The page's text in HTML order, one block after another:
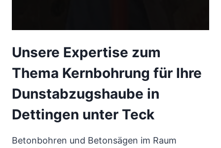
Unsere Expertise zum
Thema Kernbohrung für Ihre
Dunstabzugshaube in
Dettingen unter Teck
Betonbohren und Betonsägen im Raum